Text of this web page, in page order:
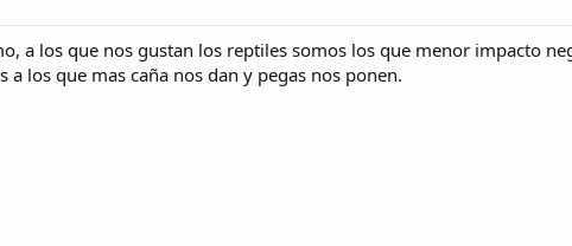
a los que nos gustan los reptiles somos los que menor impacto
los que mas caña nos dan y pegas nos ponen.